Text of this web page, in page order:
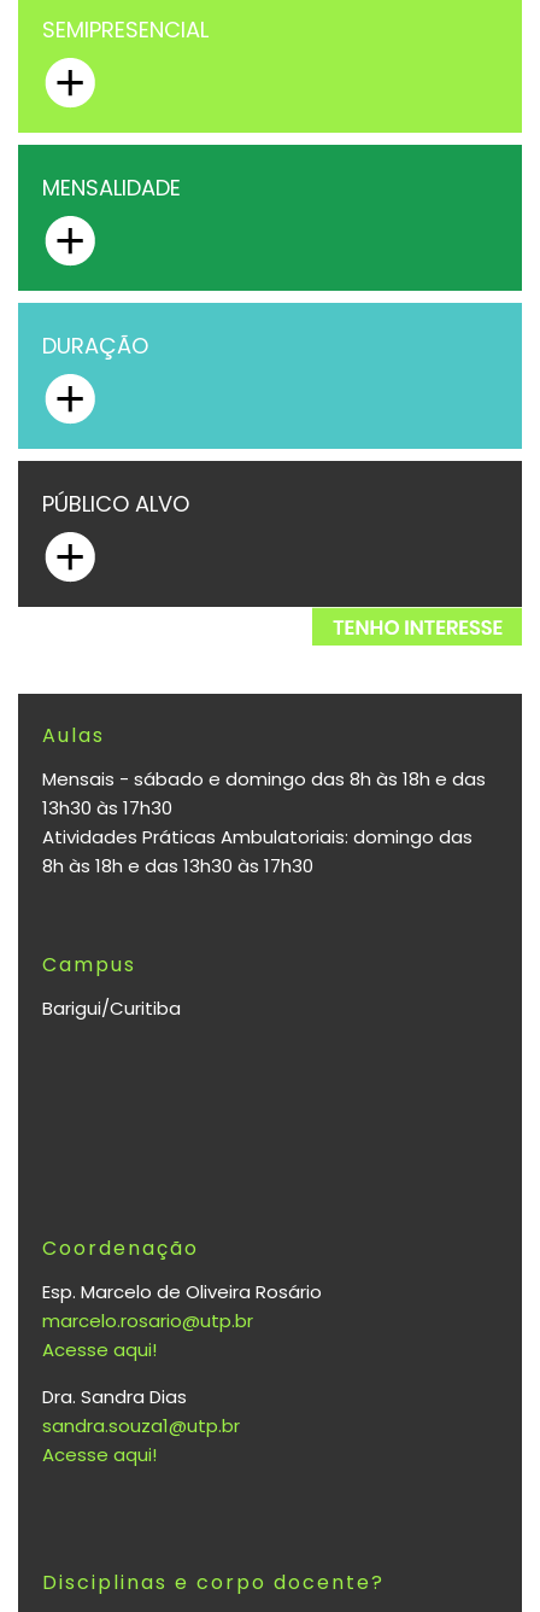
SEMIPRESENCIAL
MENSALIDADE
DURAÇÃO
PÚBLICO ALVO
Aulas
Mensais - sábado e domingo das 8h às 18h e das
13h30 às 17h30
Atividades Práticas Ambulatoriais: domingo das
8h às 18h e das 13h30 às 17h30
Campus
Barigui/Curitiba
Coordenação
Esp. Marcelo de Oliveira Rosário
marcelo.rosario@utp.br
Acesse aqui!
Dra. Sandra Dias
sandra.souza1@utp.br
Acesse aqui!
Disciplinas e corpo docente?